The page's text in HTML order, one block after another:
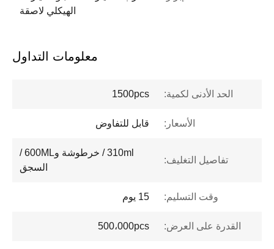
الهيكلي لاصقة
معلومات التداول
الحد الأدنى لكمية: 1500pcs
الأسعار: قابل للتفاوض
تفاصيل التغليف:
310ml / خرطوشة و600ML /
السجق
وقت التسليم: 15 يوم
القدرة على العرض: 500،000pcs